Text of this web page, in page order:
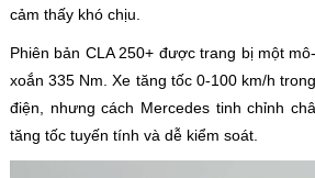
cảm thấy khó chịu.
Phiên bản CLA 250+ được trang bị một
xoắn 335 Nm. Xe tăng tốc 0-100 km/h
điện, nhưng cách Mercedes tinh chỉnh
tăng tốc tuyến tính và dễ kiểm soát.